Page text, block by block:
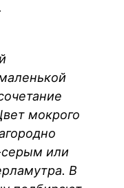
мокрого
или
В